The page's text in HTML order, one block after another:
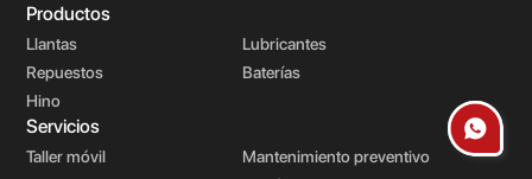
Productos
Llantas
Lubricantes
Repuestos
Baterías
Hino
Servicios
Taller móvil
Mantenimiento preventivo